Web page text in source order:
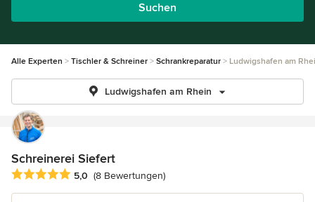
Suchen
Alle Experten Tischler & Schreiner Schrankreparatur Ludwigshafen am
Ludwigshafen am Rhein
Schreinerei Siefert
Durchschnittliche Bewertung: 5 von 5 Sternen
5,0 (8 Bewertungen)